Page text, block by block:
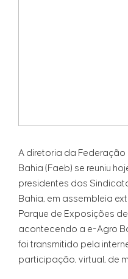
A diretoria da Federação
Bahia (Faeb) se reuniu
presidentes dos
Bahia, em assembleia
Parque de Exposições
acontecendo a e-Agro
foi transmitido pela
participação, virtual, de